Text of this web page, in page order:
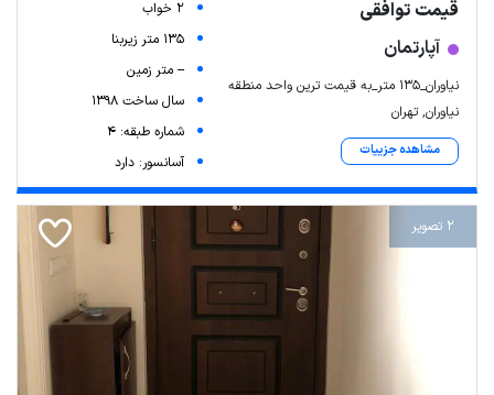
قیمت توافقی
آپارتمان
نیاوران_۱۳۵ متر_به قیمت ترین واحد منطقه
نیاوران, تهران
مشاهده جزییات
2 خواب
135 متر زیربنا
-- متر زمین
سال ساخت 1398
شماره طبقه: 4
آسانسور: دارد
2 تصویر